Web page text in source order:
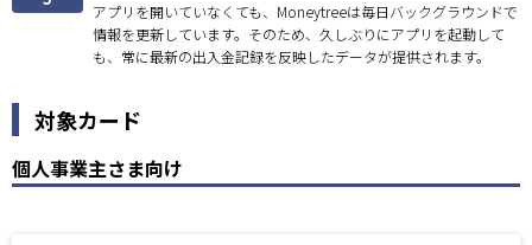
アプリを開いていなくても、Moneytreeは毎日バックグラウンドで
情報を更新しています。そのため、久しぶりにアプリを起動して
も、常に最新の出入金記録を反映したデータが提供されます。
対象カード
個人事業主さま向け